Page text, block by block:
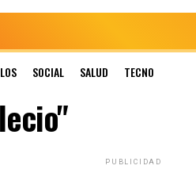
SOCIAL SALUD TECNO
PUBLICIDAD